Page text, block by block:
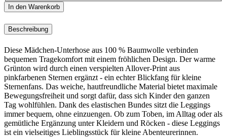
In den Warenkorb
Beschreibung
Diese Mädchen-Unterhose aus 100 % Baumwolle verbinden
bequemen Tragekomfort mit einem fröhlichen Design. Der warme
Grünton wird durch einen verspielten Allover-Print aus
pinkfarbenen Sternen ergänzt - ein echter Blickfang für kleine
Sternenfans. Das weiche, hautfreundliche Material bietet maximale
Bewegungsfreiheit und sorgt dafür, dass sich Kinder den ganzen
Tag wohlfühlen. Dank des elastischen Bundes sitzt die Leggings
immer bequem, ohne einzuengen. Ob zum Toben, im Alltag oder als
gemütliche Ergänzung unter Kleidern und Röcken - diese Leggings
ist ein vielseitiges Lieblingsstück für kleine Abenteurerinnen.